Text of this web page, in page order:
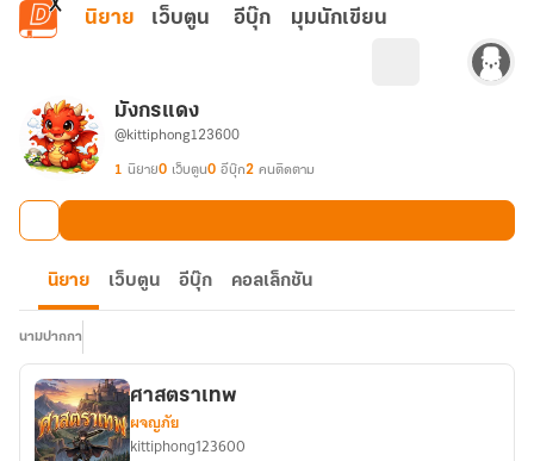
ข้ามไปยังเนื้อหาหลัก
นิยาย เว็บตูน อีบุ๊ก มุมนักเขียน
มังกรแดง
@kittiphong123600
1 นิยาย0 เว็บตูน0 อีบุ๊ก2 คนติดตาม
นิยาย เว็บตูน อีบุ๊ก คอลเล็กชัน
นามปากกา
ศาสตราเทพ
ผจญภัย
kittiphong123600